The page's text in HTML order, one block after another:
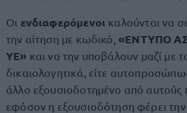
Οι ενδιαφερόμενοι καλούνται να
την αίτηση με κωδικό, «ΕΝΤΥΠΟ
ΥΕ» και να την υποβάλουν μαζί με
δικαιολογητικά, είτε
άλλο εξουσιοδοτημένο από
εφόσον η εξουσιοδότηση φέρει